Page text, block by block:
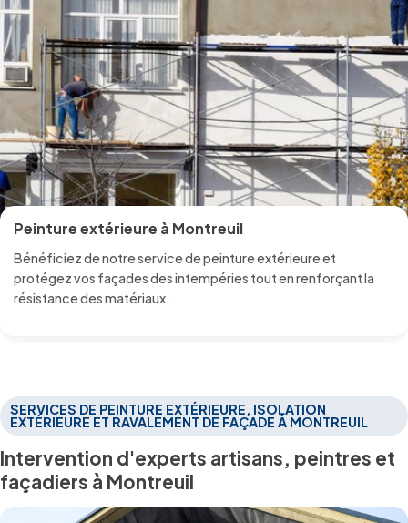
Peinture extérieure à Montreuil
Bénéficiez de notre service de peinture extérieure et
protégez vos façades des intempéries tout en renforçant la
résistance des matériaux.
SERVICES DE PEINTURE EXTÉRIEURE, ISOLATION
EXTÉRIEURE ET RAVALEMENT DE FAÇADE À MONTREUIL
Intervention d'experts artisans, peintres et
façadiers à Montreuil